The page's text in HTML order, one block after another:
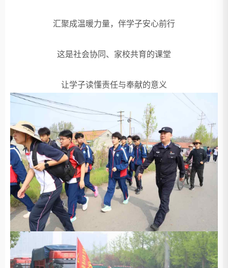
汇聚成温暖力量，伴学子安心前行
这是社会协同、家校共育的课堂
让学子读懂责任与奉献的意义